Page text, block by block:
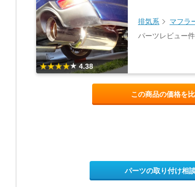
4.38
排気系
マフラ
パーツレビュー
この商品の価格を
パーツの取り付け相